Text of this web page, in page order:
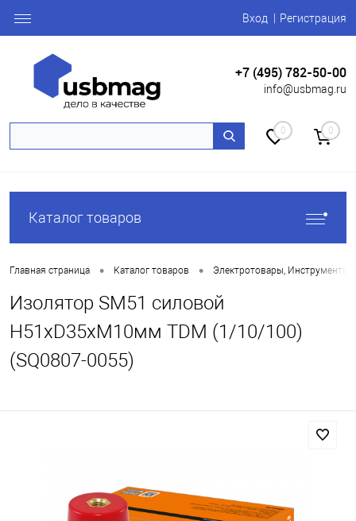
Вход Регистрация
+7 (495) 782-50-00
info@usbmag.ru
0 0
Каталог товаров
Главная страница • Каталог товаров • Электротовары, Инструменты
Изолятор SM51 силовой
H51xD35xM10мм TDM (1/10/100)
(SQ0807-0055)